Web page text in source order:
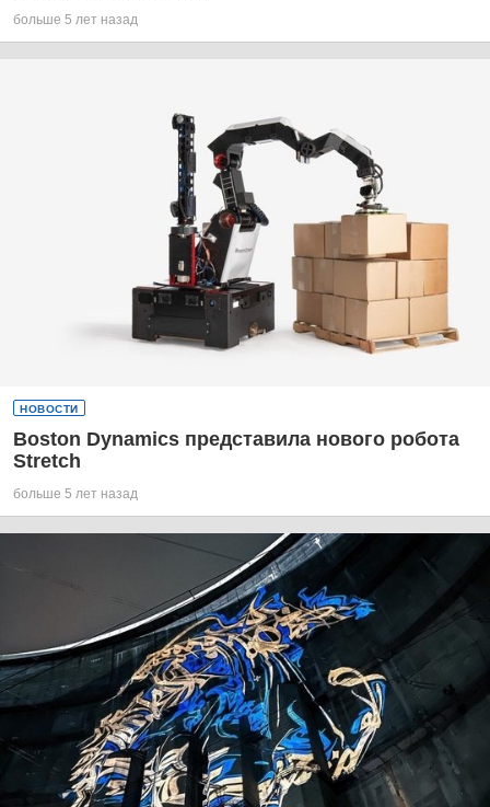
больше 5 лет назад
НОВОСТИ
Boston Dynamics представила нового робота
Stretch
больше 5 лет назад